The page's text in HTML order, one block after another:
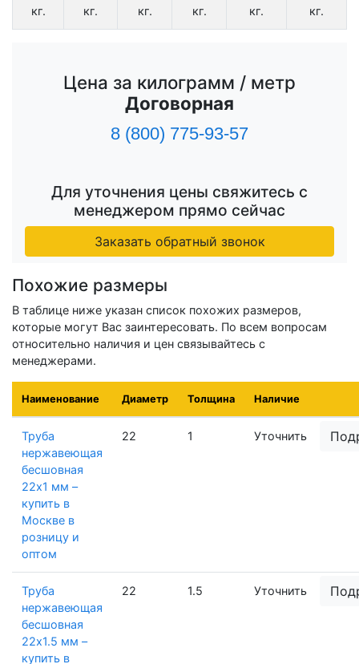
кг.
кг.
кг.
кг.
кг.
кг.
Цена за килограмм / метр
Договорная
8 (800) 775-93-57
Для уточнения цены свяжитесь с
менеджером прямо сейчас
Заказать обратный звонок
Похожие размеры
В таблице ниже указан список похожих размеров,
которые могут Вас заинтересовать. По всем вопросам
относительно наличия и цен связывайтесь с
менеджерами.
Наименование Диаметр Толщина Наличие
Труба
нержавеющая
бесшовная
22х1 мм –
купить в
Москве в
розницу и
оптом
22 1 Уточнить
Труба
нержавеющая
бесшовная
22х1.5 мм –
купить в
22 1.5 Уточнить